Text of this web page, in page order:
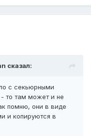
сказал:
с секьюрными
- то там может и не
помню, они в виде
и копируются в